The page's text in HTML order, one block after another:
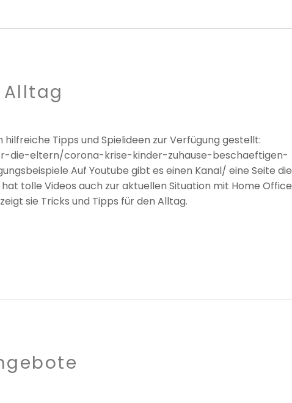
Tipps und Spielideen zur Verfügung gestellt:
die-eltern/corona-krise-kinder-zuhause-beschaeftigen-
Auf Youtube gibt es einen Kanal/ eine Seite die
hat tolle Videos auch zur aktuellen Situation mit Home Office
sie Tricks und Tipps für den Alltag.